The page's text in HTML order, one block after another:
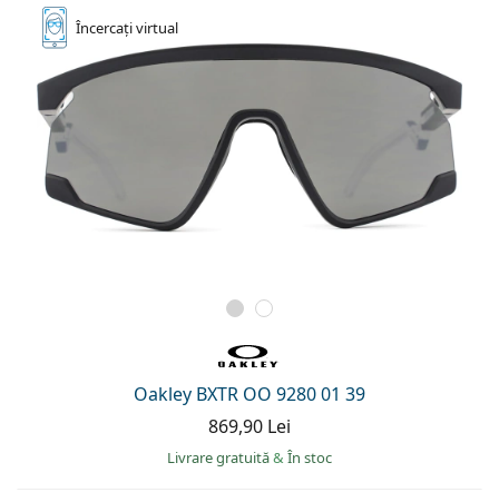
Încercațivirtual
Oakley BXTR OO 9280 01 39
869,90 Lei
Livrare gratuită& În stoc